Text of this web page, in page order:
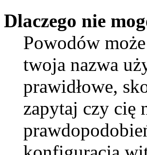
Dlaczego nie
Powodów
twoja nazwa
prawidłowe,
zapytaj czy cię